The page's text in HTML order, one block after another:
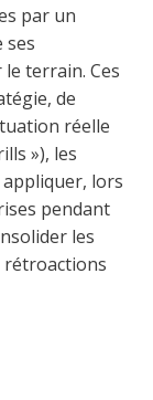
par un
ses
terrain. Ces
de
réelle
»), les
lors
pendant
les
rétroactions